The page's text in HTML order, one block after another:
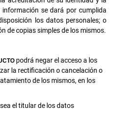
se dará por cumplida
los datos personales; o
de copias simples de los mismos.
podrá negar el acceso a los
la rectificación o cancelación o
de los mismos, en los
el titular de los datos